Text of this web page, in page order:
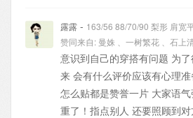
露露 - 163/56 88/70/90 梨形 肩宽
赞同来自: 曼姝 一树繁花 石上
意识到自己的穿搭有问题 为
来 会有什么评价应该有心理
怎么贴都是赞誉一片 大家语
重了！指点别人 还要照顾到